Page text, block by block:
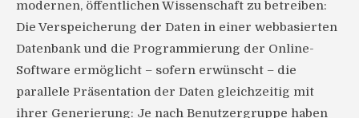
modernen, öffentlichen Wissenschaft zu betreiben:
Die Verspeicherung der Daten in einer webbasierten
Datenbank und die Programmierung der Online-
Software ermöglicht – sofern erwünscht – die
parallele Präsentation der Daten gleichzeitig mit
ihrer Generierung: Je nach Benutzergruppe haben